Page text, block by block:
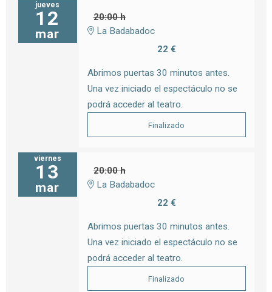
jueves
12
mar
20:00 h
La Badabadoc
22 €
Abrimos puertas 30 minutos antes.
Una vez iniciado el espectáculo no se
podrá acceder al teatro.
Finalizado
viernes
13
mar
20:00 h
La Badabadoc
22 €
Abrimos puertas 30 minutos antes.
Una vez iniciado el espectáculo no se
podrá acceder al teatro.
Finalizado